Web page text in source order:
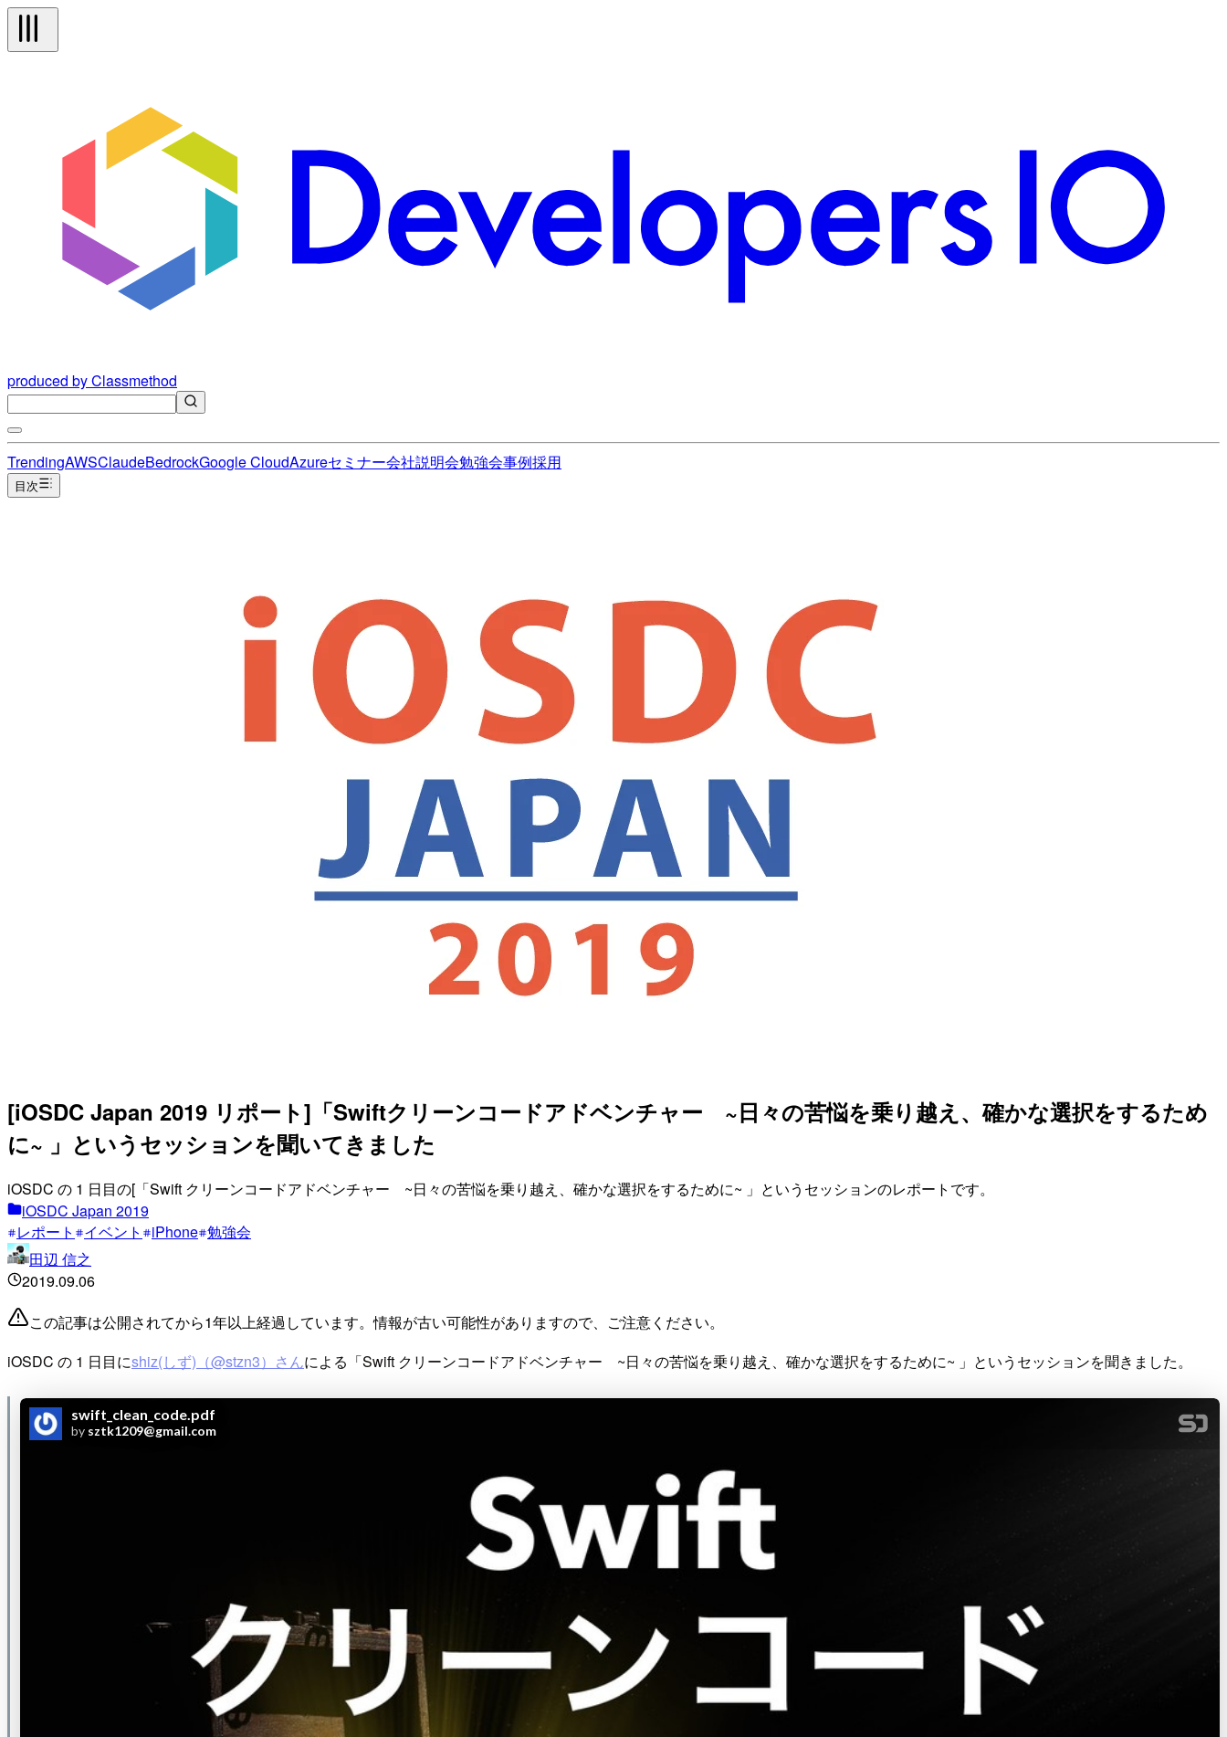
produced by Classmethod
TrendingAWSClaudeBedrockGoogle CloudAzureセミナー会社説明会勉強会事例採用
目次
[iOSDC Japan 2019 リポート]「Swiftクリーンコードアドベンチャー ~日々の苦悩を乗り越え、確かな選択をするため
に~ 」というセッションを聞いてきました
iOSDC の 1 日目の[「Swift クリーンコードアドベンチャー ~日々の苦悩を乗り越え、確かな選択をするために~ 」というセッションのレポートです。
iOSDC Japan 2019
レポート
イベント iPhone 勉強会
田辺 信之
2019.09.06
この記事は公開されてから1年以上経過しています。情報が古い可能性がありますので、ご注意ください。
iOSDC の 1 日目にshiz(しず)（@stzn3）さんによる「Swift クリーンコードアドベンチャー ~日々の苦悩を乗り越え、確かな選択をするために~ 」というセッションを聞きました。